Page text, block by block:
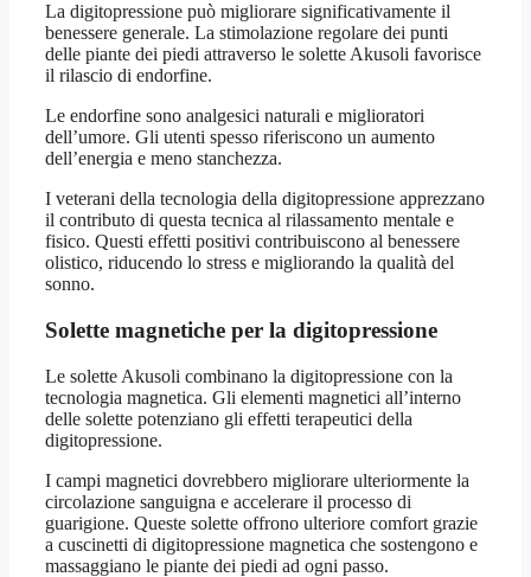
La digitopressione può migliorare significativamente il
benessere generale. La stimolazione regolare dei punti
delle piante dei piedi attraverso le solette Akusoli favorisce
il rilascio di endorfine.
Le endorfine sono analgesici naturali e miglioratori
dell’umore. Gli utenti spesso riferiscono un aumento
dell’energia e meno stanchezza.
I veterani della tecnologia della digitopressione apprezzano
il contributo di questa tecnica al rilassamento mentale e
fisico. Questi effetti positivi contribuiscono al benessere
olistico, riducendo lo stress e migliorando la qualità del
sonno.
Solette magnetiche per la digitopressione
Le solette Akusoli combinano la digitopressione con la
tecnologia magnetica. Gli elementi magnetici all’interno
delle solette potenziano gli effetti terapeutici della
digitopressione.
I campi magnetici dovrebbero migliorare ulteriormente la
circolazione sanguigna e accelerare il processo di
guarigione. Queste solette offrono ulteriore comfort grazie
a cuscinetti di digitopressione magnetica che sostengono e
massaggiano le piante dei piedi ad ogni passo.